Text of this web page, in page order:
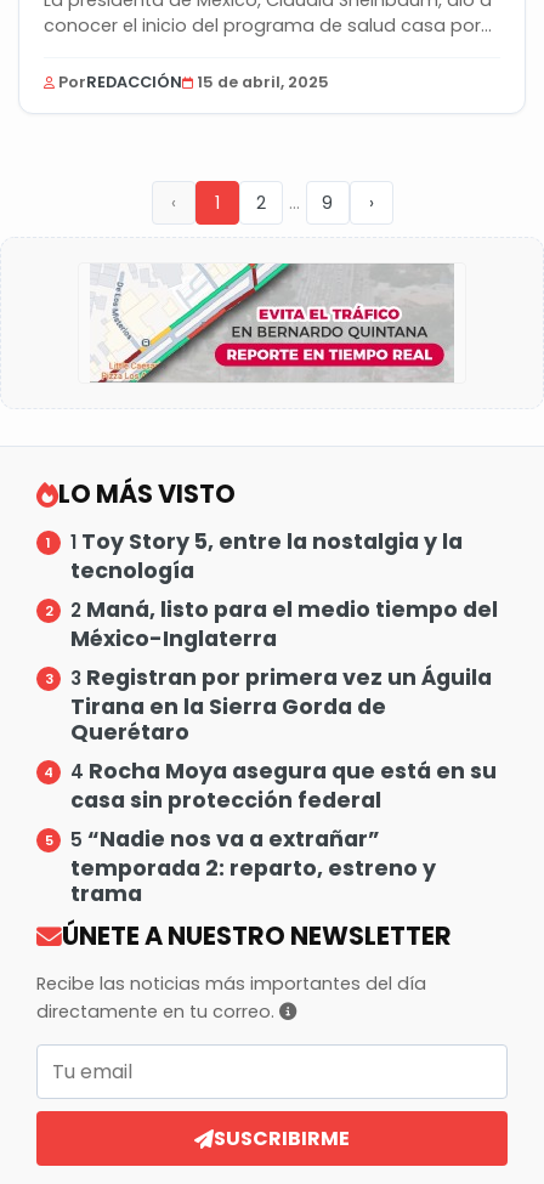
conocer el inicio del programa de salud casa por...
PorREDACCIÓN 15 de abril, 2025
‹ 1 2 ... 9 ›
LO MÁS VISTO
1 Toy Story 5, entre la nostalgia y la
tecnología
2 Maná, listo para el medio tiempo del
México-Inglaterra
3 Registran por primera vez un Águila
Tirana en la Sierra Gorda de
Querétaro
4 Rocha Moya asegura que está en su
casa sin protección federal
5 “Nadie nos va a extrañar”
temporada 2: reparto, estreno y
trama
ÚNETE A NUESTRO NEWSLETTER
Recibe las noticias más importantes del día
directamente en tu correo.
SUSCRIBIRME